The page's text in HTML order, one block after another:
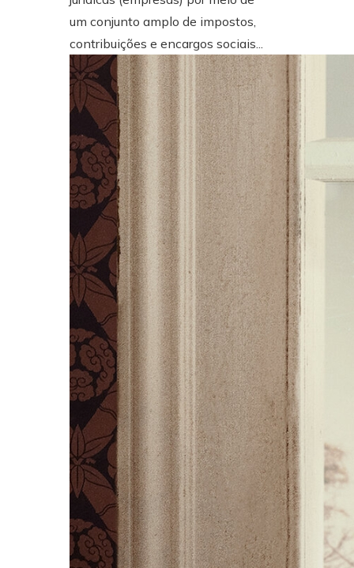
um conjunto amplo de impostos,
contribuições e encargos sociais...